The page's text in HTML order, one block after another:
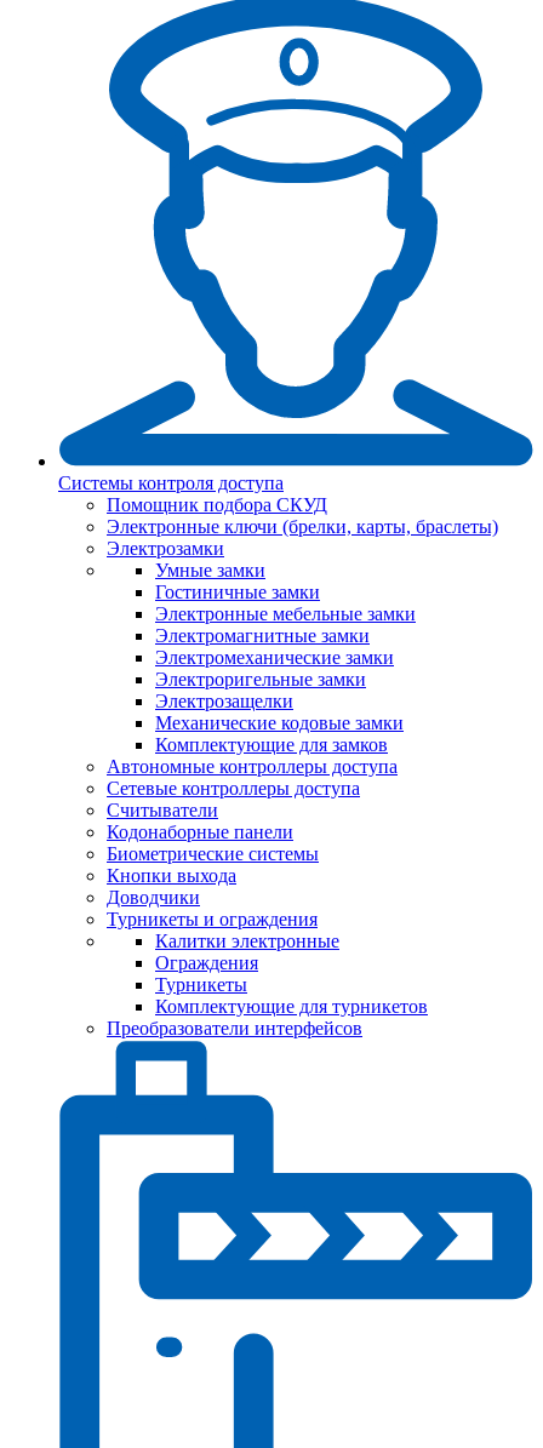
Системы контроля доступа
Помощник подбора СКУД
Электронные ключи (брелки, карты, браслеты)
Электрозамки
Умные замки
Гостиничные замки
Электронные мебельные замки
Электромагнитные замки
Электромеханические замки
Электроригельные замки
Электрозащелки
Механические кодовые замки
Комплектующие для замков
Автономные контроллеры доступа
Сетевые контроллеры доступа
Считыватели
Кодонаборные панели
Биометрические системы
Кнопки выхода
Доводчики
Турникеты и ограждения
Калитки электронные
Ограждения
Турникеты
Комплектующие для турникетов
Преобразователи интерфейсов